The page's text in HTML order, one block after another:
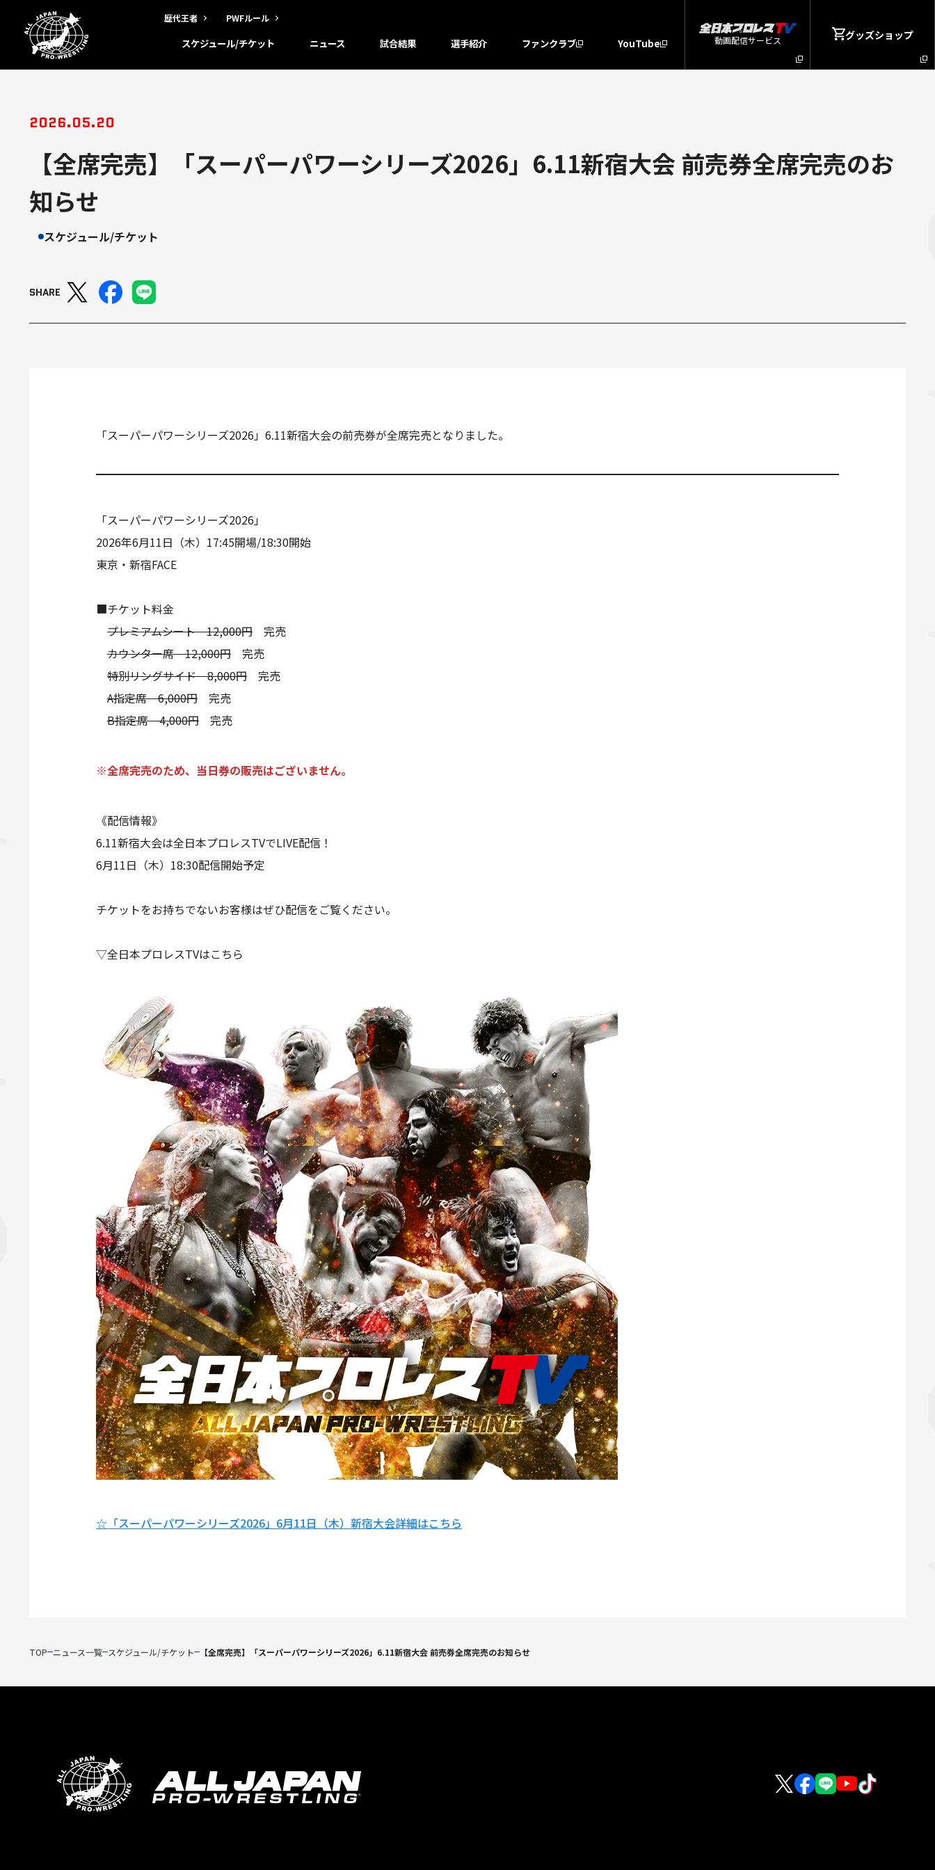
歴代王者 PWFルール
スケジュール/チケット ニュース 試合結果 選手紹介 ファンクラブ YouTube 動画配信サービス グッズショップ
2026.05.20
【全席完売】「スーパーパワーシリーズ2026」6.11新宿大会 前売券全席完売のお
知らせ
スケジュール/チケット
SHARE
「スーパーパワーシリーズ2026」6.11新宿大会の前売券が全席完売となりました。
「スーパーパワーシリーズ2026」
2026年6月11日（木）17:45開場/18:30開始
東京・新宿FACE
■チケット料金
プレミアムシート 12,000円 完売
カウンター席 12,000円 完売
特別リングサイド 8,000円 完売
A指定席 6,000円 完売
B指定席 4,000円 完売
※全席完売のため、当日券の販売はございません。
《配信情報》
6.11新宿大会は全日本プロレスTVでLIVE配信！
6月11日（木）18:30配信開始予定
チケットをお持ちでないお客様はぜひ配信をご覧ください。
▽全日本プロレスTVはこちら
☆「スーパーパワーシリーズ2026」6月11日（木）新宿大会詳細はこちら
TOP ニュース一覧 スケジュール/チケット 【全席完売】「スーパーパワーシリーズ2026」6.11新宿大会 前売券全席完売のお知らせ